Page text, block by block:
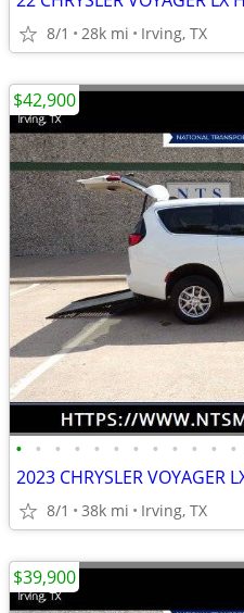
8/1 28k mi Irving, TX
• • • • • • • • • • • •
8/1 38k mi Irving, TX
$42,900
$39,900